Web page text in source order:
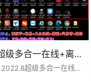
级多合一在线+离
统: 德美日国产 最
超级多合一在线